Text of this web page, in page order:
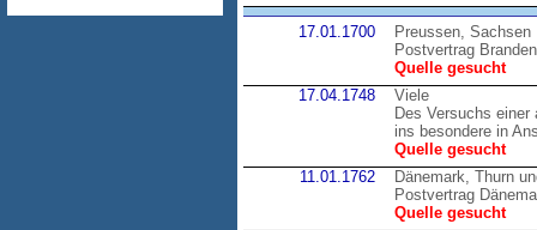
17.01.1700
Preussen, Sachsen
Postvertrag
Quelle gesucht
17.04.1748
Viele
Des Versuchs
ins besondere in
Quelle gesucht
11.01.1762
Dänemark, Thurn
Postvertrag
Quelle gesucht